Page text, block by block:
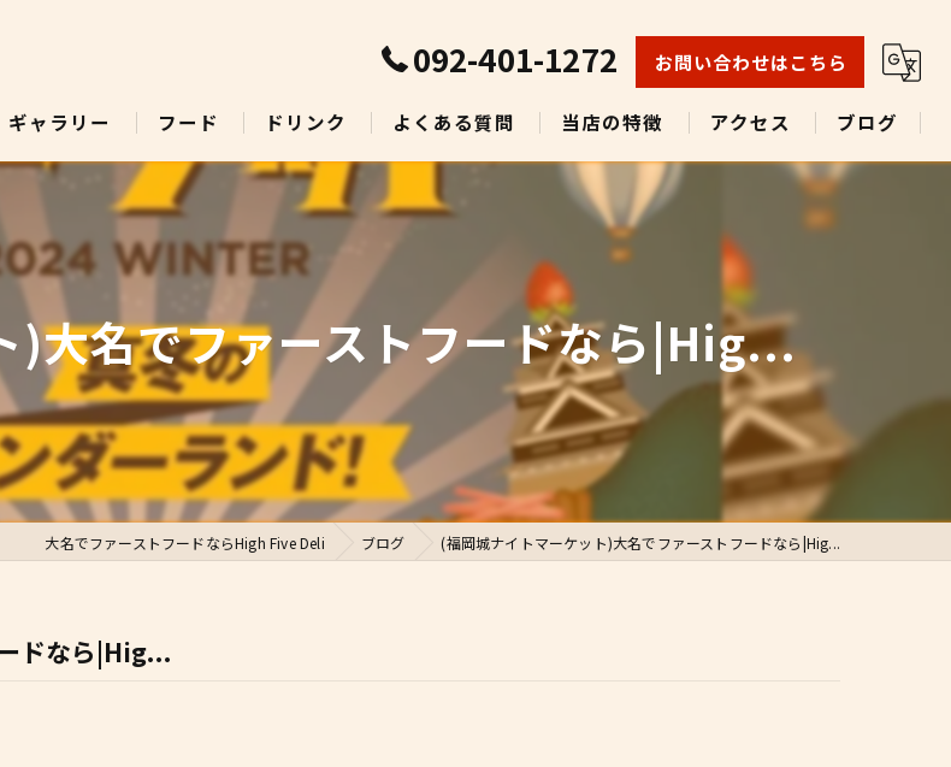
092-401-1272 お問い合わせはこちら
ギャラリー フード ドリンク よくある質問 当店の特徴
ランチ
テイクアウト
ビール
グルメ
多国籍料理
アクセス ブログ
)大名でファーストフードなら|Hig...
大名でファーストフードならHigh Five Deli ブログ (福岡城ナイトマーケット)大名でファーストフードなら|Hig...
ドなら|Hig...